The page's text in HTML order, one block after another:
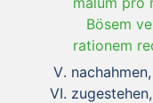
Bösem
rationem